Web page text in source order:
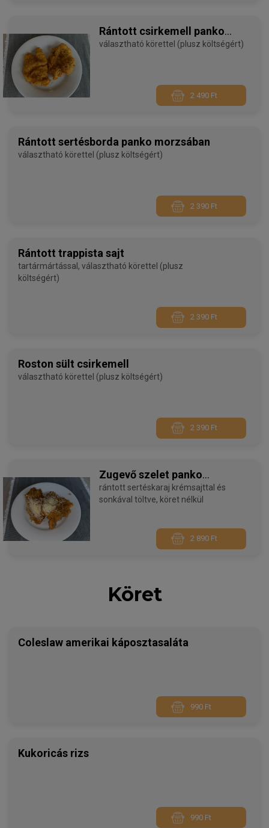
Rántott csirkemell panko
morzsában
választható körettel (plusz költségért)
2 490 Ft
Rántott sertésborda panko morzsában
választható körettel (plusz költségért)
2 390 Ft
Rántott trappista sajt
tartármártással, választható körettel (plusz
költségért)
2 390 Ft
Roston sült csirkemell
választható körettel (plusz költségért)
2 390 Ft
Zugevő szelet panko
morzsában
rántott sertéskaraj krémsajttal és
sonkával töltve, köret nélkül
2 890 Ft
Köret
Coleslaw amerikai káposztasaláta
990 Ft
Kukoricás rizs
990 Ft